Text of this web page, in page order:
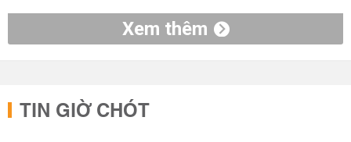
Xem thêm
TIN GIỜ CHÓT